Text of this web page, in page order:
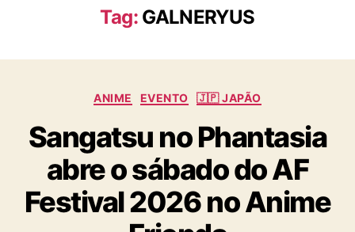
A
N
R
A
Tag: GALNERYUS
C
t
e
g
o
r
i
ANIME EVENTO 🇯🇵 JAPÃO
Sangatsu no Phantasia
abre o sábado do AF
Festival 2026 no Anime